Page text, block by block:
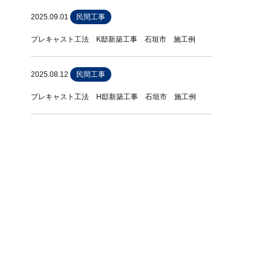
2025.09.01 民間工事
プレキャスト工法 K邸新築工事 石垣市 施工例
2025.08.12 民間工事
プレキャスト工法 H邸新築工事 石垣市 施工例